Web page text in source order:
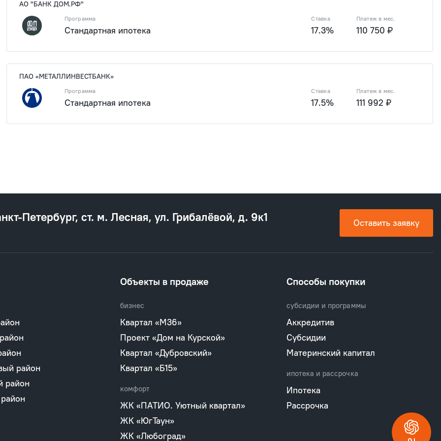
АО "БАНК ДОМ.РФ"
Программа
Стандартная ипотека
Ставка
17.3%
Платеж в мес.
110 750 ₽
ПАО «МЕТАЛЛИНВЕСТБАНК»
Программа
Стандартная ипотека
Ставка
17.5%
Платеж в мес.
111 992 ₽
ст. м. Лесная, ул. Грибалёвой, д. 9к1 Оставить заявку
район
район
Объекты в продаже
бизнес
Квартал «М36»
Проект «Дом на Курской»
Квартал «Дубровский»
Квартал «Б15»
комфорт
ЖК «ПАТИО. Уютный квартал»
ЖК «ЮгТаун»
ЖК «Любоград»
Способы покупки
субсидии и программы
Аккредитив
Субсидии
Материнский капитал
ипотека и рассрочка
Ипотека
Рассрочка